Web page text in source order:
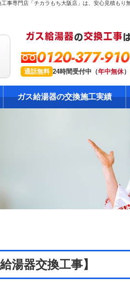
0120-377-910
通話無料 24時間受付中（年中無休）
ガス給湯器の交換施工実績
湯器交換工事】